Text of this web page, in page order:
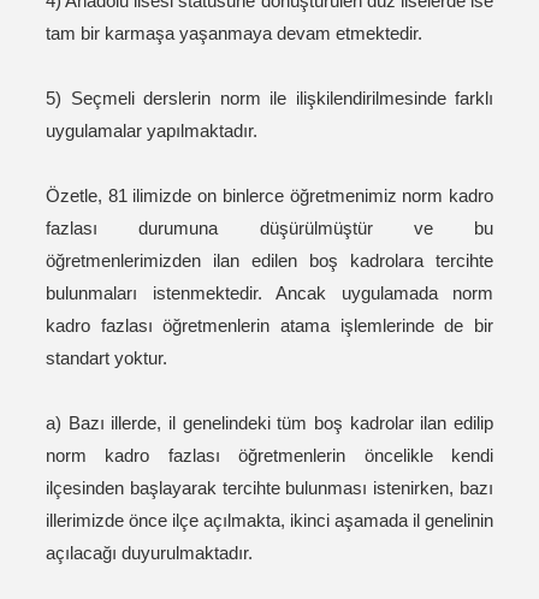
tam bir karmaşa yaşanmaya devam etmektedir.
5) Seçmeli derslerin norm ile ilişkilendirilmesinde farklı
uygulamalar yapılmaktadır.
Özetle, 81 ilimizde on binlerce öğretmenimiz norm kadro
fazlası durumuna düşürülmüştür ve bu
öğretmenlerimizden ilan edilen boş kadrolara tercihte
bulunmaları istenmektedir. Ancak uygulamada norm
kadro fazlası öğretmenlerin atama işlemlerinde de bir
standart yoktur.
a) Bazı illerde, il genelindeki tüm boş kadrolar ilan edilip
norm kadro fazlası öğretmenlerin öncelikle kendi
ilçesinden başlayarak tercihte bulunması istenirken, bazı
illerimizde önce ilçe açılmakta, ikinci aşamada il genelinin
açılacağı duyurulmaktadır.